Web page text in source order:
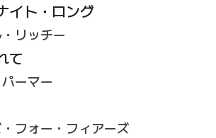
イト・ロング
リッチー
て
ーマー
フォー・フィアーズ